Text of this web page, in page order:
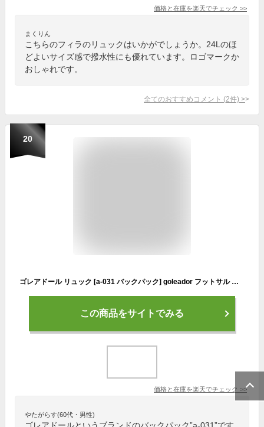
価格と在庫を楽天でチェック >>
まくりん
こちらのフィラのリュックはいかがでしょうか。24Lのほ
どよいサイズ感で撥水性にも優れています。ロゴマークか
おしゃれです。
全てのおすすめコメント (2件) >
20
ゴレアドール リュック [a-031 バックパック] goleador フットサル ウェア バッグ デイユース 普段使い goleador リュック 【送料無料】【ネコポス不可】
この商品をサイトでみる
価格と在庫を楽天でチェック >>
やたがらす(60代・男性)